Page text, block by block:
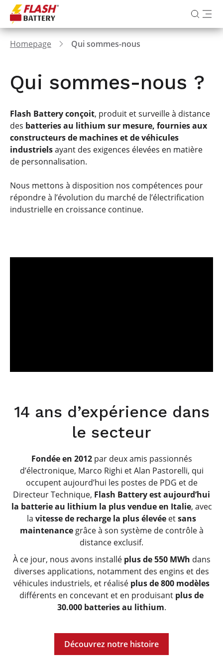
Homepage Qui sommes-nous
Qui sommes-nous ?
Flash Battery conçoit, produit et surveille à distance
des batteries au lithium sur mesure, fournies aux
constructeurs de machines et de véhicules
industrielsayant des exigences élevées en matière
de personnalisation.
Nous mettons à disposition nos compétences pour
répondre à l’évolution du marché de l’électrification
industrielle en croissance continue.
14 ans d’expérience dans
le secteur
Fondée en 2012par deux amis passionnés
d’électronique, Marco Righi et Alan Pastorelli, qui
occupent aujourd’hui les postes de PDG et de
Directeur Technique, Flash Battery est aujourd’hui
la batterie au lithium la plus vendue en Italie, avec
la vitesse de recharge la plus élevée etsans
maintenancegrâce à son système de contrôle à
distance exclusif.
À ce jour, nous avons installé plus de 550 MWh dans
diverses applications, notamment des engins et des
véhicules industriels, et réalisé plus de 800 modèles
différents en concevant et en produisant plus de
30.000 batteries au lithium.
Découvrez notre histoire